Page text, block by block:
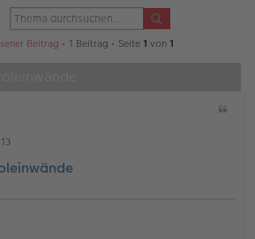
Beitrag • 1 Beitrag • Seite 1 von 1